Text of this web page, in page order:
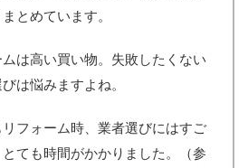
とめています。
ムは高い買い物。失敗したくない
は悩みますよね。
フォーム時、業者選びにはすご
とても時間がかかりました。（参